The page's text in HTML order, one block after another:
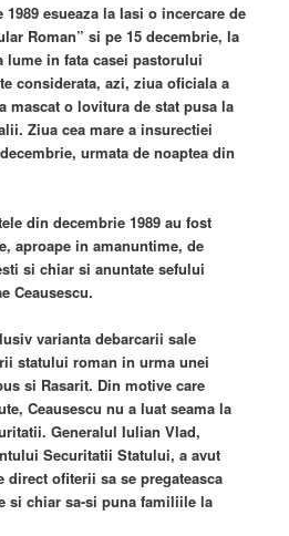
1989 esueaza la Iasi o incercare de
Roman” si pe 15 decembrie, la
lume in fata casei pastorului
considerata, azi, ziua oficiala a
mascat o lovitura de stat pusa la
Ziua cea mare a insurectiei
urmata de noaptea din
din decembrie 1989 au fost
aproape in amanuntime, de
si chiar si anuntate sefului
Ceausescu.
varianta debarcarii sale
statului roman in urma unei
si Rasarit. Din motive care
Ceausescu nu a luat seama la
Generalul Iulian Vlad,
Securitatii Statului, a avut
direct ofiterii sa se pregateasca
si chiar sa-si puna familiile la